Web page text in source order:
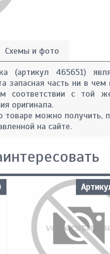
Схемы и фото
(артикул 465651)
запасная часть ни в
соответствии с той
оригинала.
можно получить,
на сайте.